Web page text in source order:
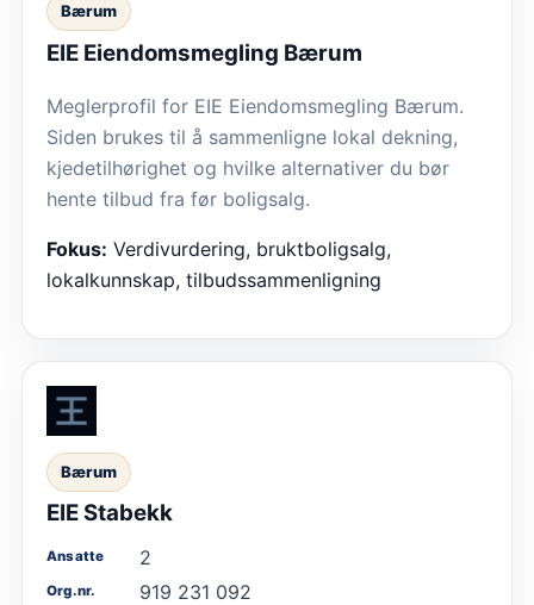
Bærum
EIE Eiendomsmegling Bærum
Meglerprofil for EIE Eiendomsmegling Bærum.
Siden brukes til å sammenligne lokal dekning,
kjedetilhørighet og hvilke alternativer du bør
hente tilbud fra før boligsalg.
Fokus: Verdivurdering, bruktboligsalg,
lokalkunnskap, tilbudssammenligning
Bærum
EIE Stabekk
Ansatte 2
Org.nr. 919 231 092